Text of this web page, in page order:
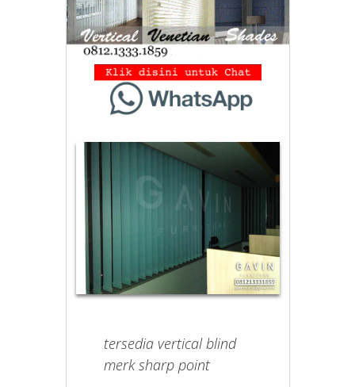
tersedia vertical blind
merk sharp point